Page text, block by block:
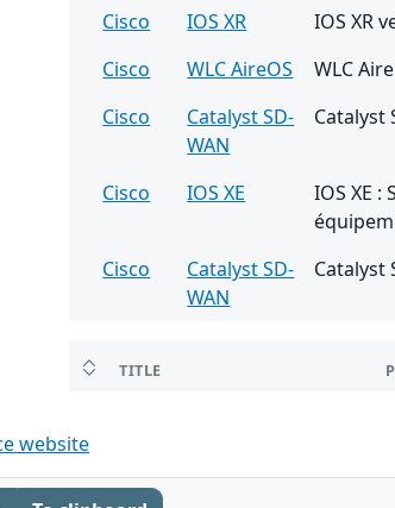
Cisco IOS XR
IOS XR
Cisco
WLC AireOS
WLC
Cisco
Catalyst SD-
WAN
Catalyst
Cisco IOS XE
IOS XE
Cisco
Catalyst SD-
WAN
Catalyst
TITLE
website